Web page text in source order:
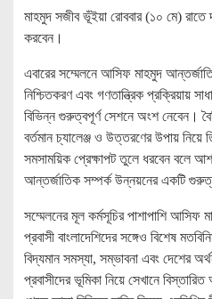
মাহমুদ সজীব ভূঁইয়া রোববার (১০ মে) রাতে
করবেন।
এবারের সম্মেলনে আসিফ মাহমুদ
নিশ্চিতকরণ এবং গণতান্ত্রিক প্রক্রিয়ায়
বিভিন্ন গুরুত্বপূর্ণ সেশনে অংশ নেবেন।
বর্তমান চ্যালেঞ্জ ও উত্তরণের উপায় নিয়ে
সমসাময়িক প্রেক্ষাপট তুলে ধরবেন বলে
আন্তর্জাতিক সম্পর্ক উন্নয়নের একটি
সম্মেলনের মূল কর্মসূচির পাশাপাশি আসিফ
প্রবাসী বাংলাদেশিদের সঙ্গেও বিশেষ
বিদ্যমান সমস্যা, সম্ভাবনা এবং দেশের
প্রবাসীদের ভূমিকা নিয়ে সেখানে